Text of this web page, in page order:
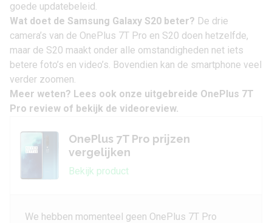
goede updatebeleid.
Wat doet de Samsung Galaxy S20 beter? De drie
camera’s van de OnePlus 7T Pro en S20 doen hetzelfde,
maar de S20 maakt onder alle omstandigheden net iets
betere foto’s en video’s. Bovendien kan de smartphone veel
verder zoomen.
Meer weten? Lees ook onze uitgebreide OnePlus 7T
Pro review of bekijk de videoreview.
OnePlus 7T Pro prijzen
vergelijken
Bekijk product
We hebben momenteel geen OnePlus 7T Pro